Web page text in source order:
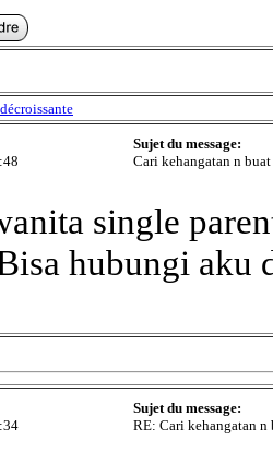
Sujet du message:
Cari kehangatan n
single
hubungi aku
Sujet du message:
RE: Cari kehangatan n